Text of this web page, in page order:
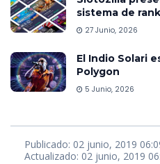
sistema de
27 Junio, 2026
El Indio Solari
Polygon
5 Junio, 2026
Publicado: 02 junio, 2019
Actualizado: 02 junio, 2019